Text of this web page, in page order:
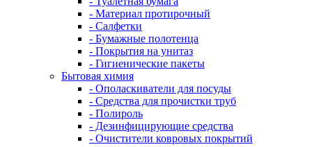
- Материал протирочный
- Салфетки
- Бумажные полотенца
- Покрытия на унитаз
- Гигиенические пакеты
Бытовая химия
- Ополаскиватели для посуды
- Средства для прочистки труб
- Полироль
- Дезинфицирующие средства
- Очистители ковровых покрытий